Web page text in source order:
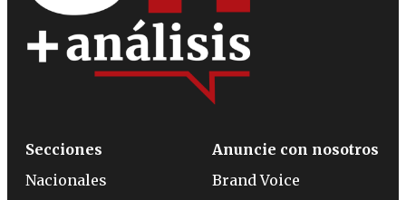
Secciones
Nacionales
Anuncie con nosotros
Brand Voice